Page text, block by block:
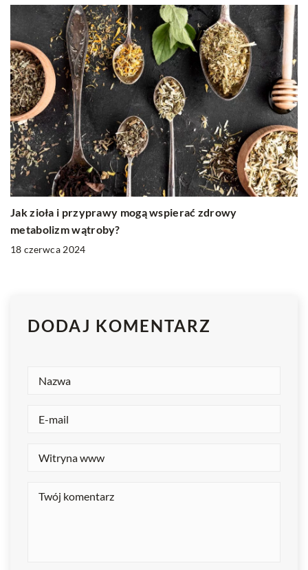
Jak zioła i przyprawy mogą wspierać zdrowy
metabolizm wątroby?
18 czerwca 2024
DODAJ KOMENTARZ